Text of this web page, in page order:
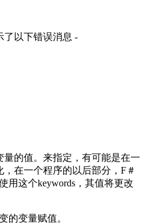
了以下错误消息 -
的值。来指定，有可能是在一
在一个程序的以后部分，F＃
用这个keywords，其值将更改
的变量赋值。